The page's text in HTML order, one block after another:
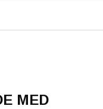
MED